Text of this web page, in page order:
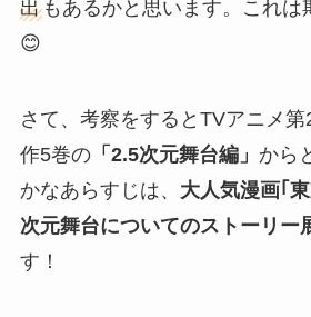
出もあるかと思います。これは
😊
さて、考察をするとTVアニメ
作5巻の「2.5次元舞台編」 から
かなあらすじは、 大人気漫画｢
次元舞台についてのストーリー
す！